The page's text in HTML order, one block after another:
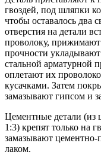
гвоздей, под шляпки
чтобы оставалось два
отверстия на детали
проволоку, прижимают
прочности укладывают
стальной арматурной
оплетают их
кусачками. Затем
замазывают гипсом и
Цементные детали (из
1:3) крепят только на
замазывают
лаком.